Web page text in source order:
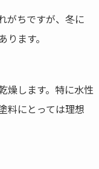
がちですが、冬に
ます。
燥します。特に水性
料にとっては理想